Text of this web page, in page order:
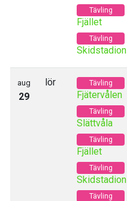
Tävling
Fjället
Tävling
Skidstadion
aug
29
lör Tävling
Fjätervålen
Tävling
Slättvåla
Tävling
Fjället
Tävling
Skidstadion
Tävling